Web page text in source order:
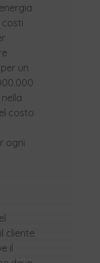
un
costo
ogni
cliente
il